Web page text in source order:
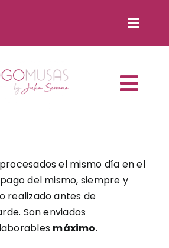
el mismo día en el
del mismo, siempre y
realizado antes de
Son enviados
máximo.